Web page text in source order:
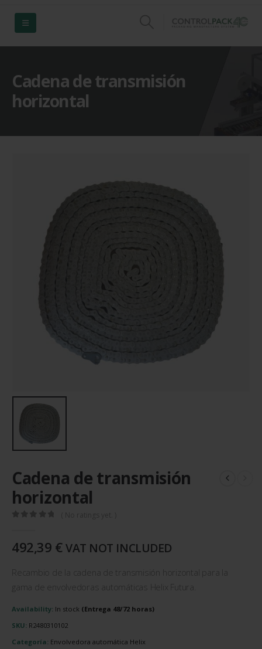
Cadena de transmisión
horizontal
Cadena de transmisión
horizontal
492,39 € VAT NOT INCLUDED
Recambio de la cadena de transmisión horizontal para la
gama de envolvedoras automáticas Helix Futura.
Availability: In stock
SKU: R2480310102
Categoría: Envolvedora automática Helix